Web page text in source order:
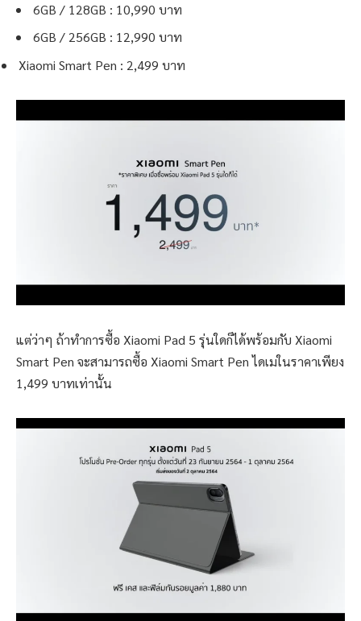
6GB / 128GB : 10,990 บาท
6GB / 256GB : 12,990 บาท
Xiaomi Smart Pen : 2,499 บาท
แต่ว่าๆ ถ้าทำการซื้อ Xiaomi Pad 5 รุ่นใดก็ได้พร้อมกับ Xiaomi
Smart Pen จะสามารถซื้อ Xiaomi Smart Pen ไดเมในราคาเพียง
1,499 บาทเท่านั้น